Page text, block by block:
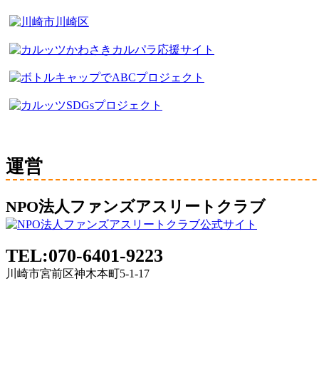
運営
NPO法人ファンズアスリートクラブ
TEL:070-6401-9223
川崎市宮前区神木本町5-1-17